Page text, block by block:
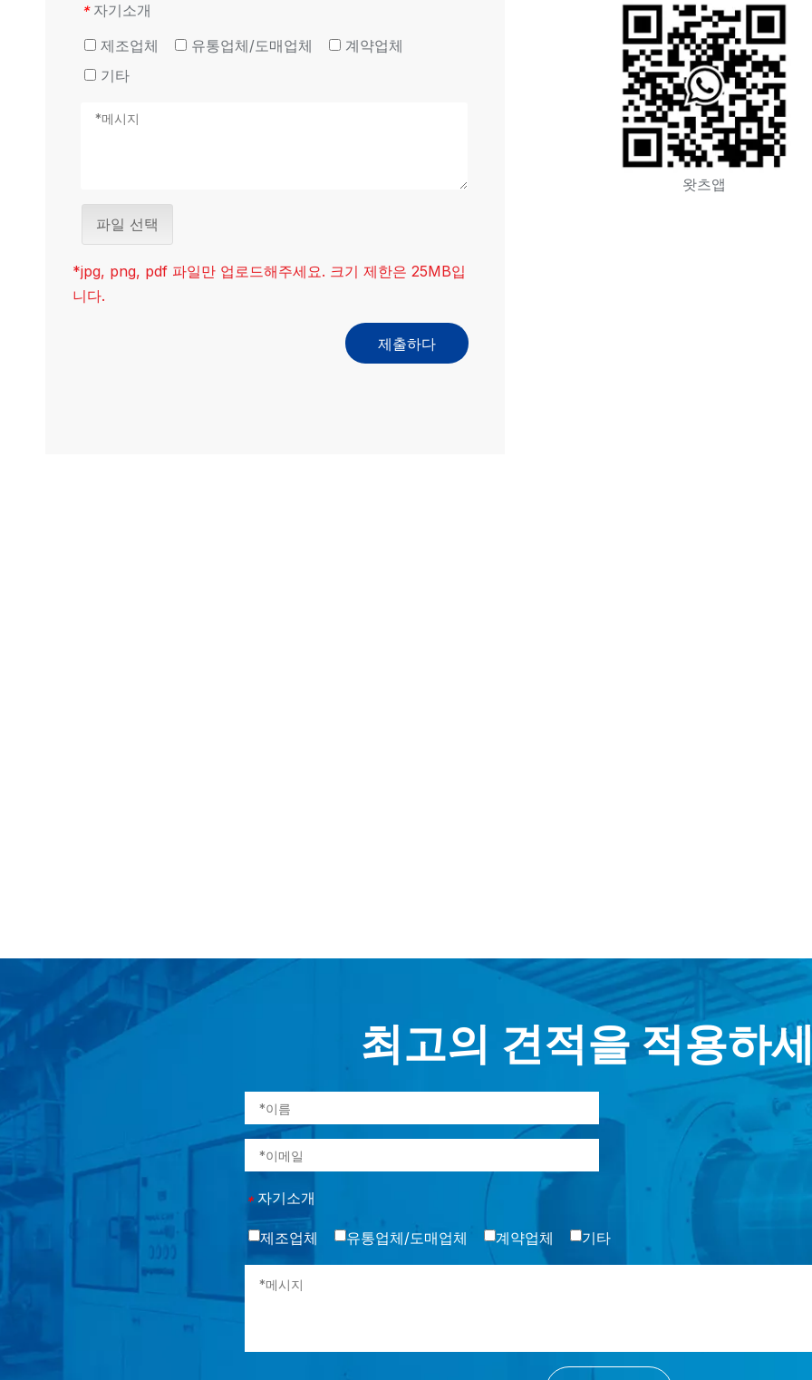
* 자기소개
제조업체
유통업체/도매업체
계약업체
기타
파일 선택
*jpg, png, pdf 파일만 업로드해주세요. 크기 제한은 25MB입
니다.
제출하다
왓츠앱
최고의 견적을 적용하
* 자기소개
제조업체 유통업체/도매업체 계약업체 기타